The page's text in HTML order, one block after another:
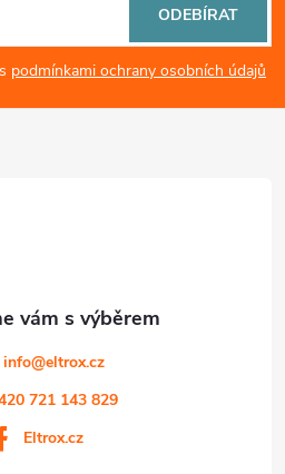
podmínkami ochrany osobních údajů
ODEBÍRAT
info@eltrox.cz
721 143 829
Eltrox.cz